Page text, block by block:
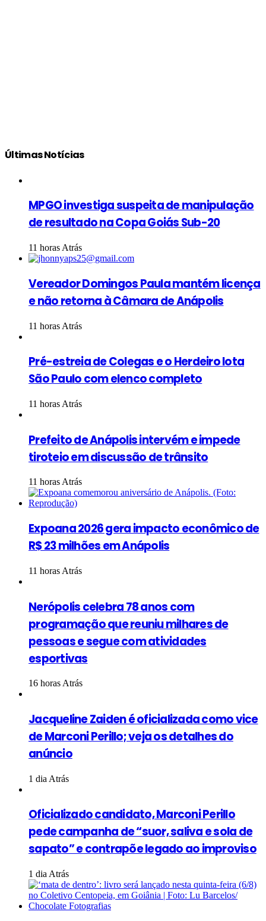
Últimas Notícias
MPGO investiga suspeita de manipulação
de resultado na Copa Goiás Sub-20
11 horas Atrás
Vereador Domingos Paula mantém licença
e não retorna à Câmara de Anápolis
11 horas Atrás
Pré-estreia de Colegas e o Herdeiro lota
São Paulo com elenco completo
11 horas Atrás
Prefeito de Anápolis intervém e impede
tiroteio em discussão de trânsito
11 horas Atrás
Expoana 2026 gera impacto econômico de
R$ 23 milhões em Anápolis
11 horas Atrás
Nerópolis celebra 78 anos com
programação que reuniu milhares de
pessoas e segue com atividades
esportivas
16 horas Atrás
Jacqueline Zaiden é oficializada como vice
de Marconi Perillo; veja os detalhes do
anúncio
1 dia Atrás
Oficializado candidato, Marconi Perillo
pede campanha de “suor, saliva e sola de
sapato” e contrapõe legado ao improviso
1 dia Atrás